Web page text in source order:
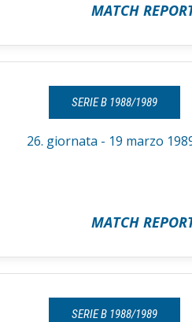
MATCH
SERIE B 1988/1989
26. giornata - 19 marzo
MATCH
SERIE B 1988/1989